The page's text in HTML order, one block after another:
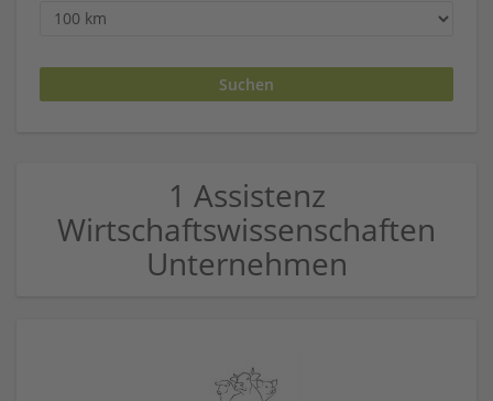
1 Assistenz
Wirtschaftswissenschaften
Unternehmen